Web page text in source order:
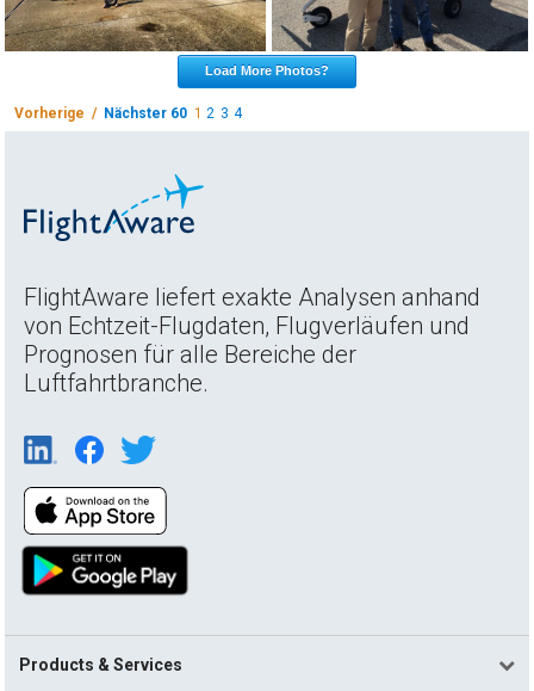
Load More Photos?
Vorherige / Nächster 60 1 2 3 4
FlightAware liefert exakte Analysen anhand
von Echtzeit-Flugdaten, Flugverläufen und
Prognosen für alle Bereiche der
Luftfahrtbranche.
Products & Services